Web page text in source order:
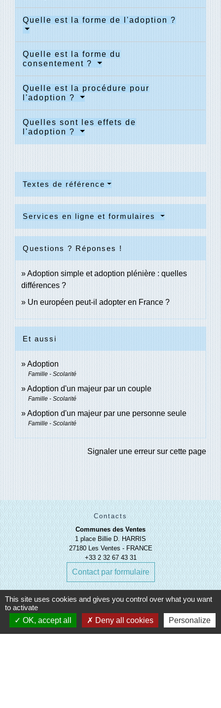
Quelle est la forme de l'adoption ?
Quelle est la forme du
consentement ?
Quelle est la procédure pour
l'adoption ?
Quelles sont les effets de
l'adoption ?
Textes de référence
Services en ligne et formulaires
Questions ? Réponses !
Adoption simple et adoption plénière : quelles
différences ?
Un européen peut-il adopter en France ?
Et aussi
Adoption
Famille - Scolarité
Adoption d'un majeur par un couple
Famille - Scolarité
Adoption d'un majeur par une personne seule
Famille - Scolarité
Signaler une erreur sur cette page
Contacts
Communes des Ventes
1 place Billie D. HARRIS
27180 Les Ventes - FRANCE
+33 2 32 67 43 31
Contact par formulaire
This site uses cookies and gives you control over what you want
to activate
OK, accept all
Deny all cookies Personalize